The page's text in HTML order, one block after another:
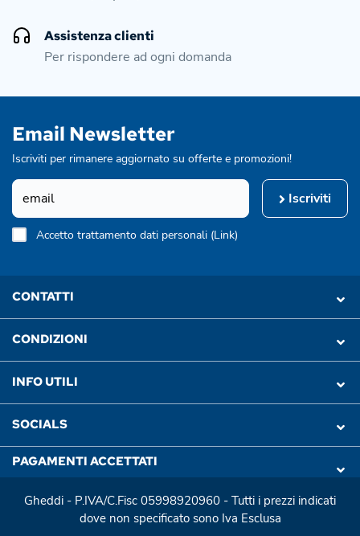
Assistenza clienti
Per rispondere ad ogni domanda
Email Newsletter
Iscriviti per rimanere aggiornato su offerte e promozioni!
Iscriviti
Accetto trattamento dati personali (Link)
CONTATTI
CONDIZIONI
INFO UTILI
SOCIALS
PAGAMENTI ACCETTATI
Gheddi - P.IVA/C.Fisc 05998920960 - Tutti i prezzi indicati
dove non specificato sono Iva Esclusa